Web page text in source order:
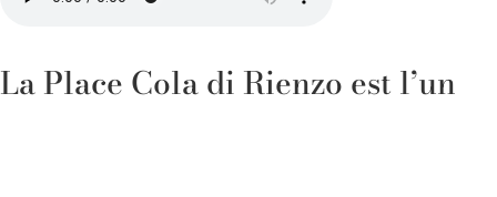
La Place Cola di Rienzo est l’un